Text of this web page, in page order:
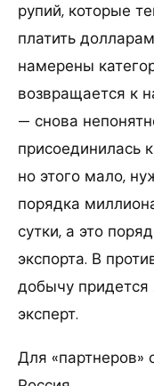
рупий, которые
платить
намерены
возвращается к
— снова
присоединилась
но этого мало,
порядка
сутки, а это
экспорта. В
добычу
эксперт.
Для «партнеров»